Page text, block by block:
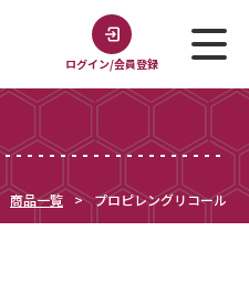
ログイン/会員登録
商品一覧 プロピレングリコール